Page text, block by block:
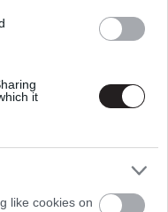
it
like cookies on
így is